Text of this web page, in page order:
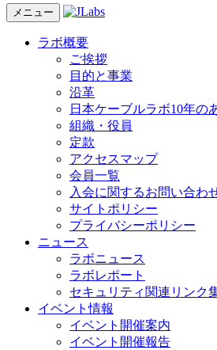
メニュー
ラボ概要
ご挨拶
目的と事業
沿革
日本ケーブルラボ10年の
組織・役員
定款
アクセスマップ
会員一覧
入会に関するお問い合わ
サイトポリシー
プライバシーポリシー
ニュース
ラボニュース
ラボレポート
セキュリティ関連リンク
イベント情報
イベント開催案内
イベント開催報告